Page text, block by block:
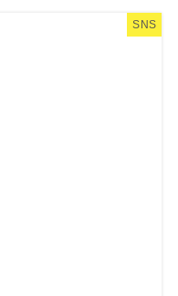
SNS